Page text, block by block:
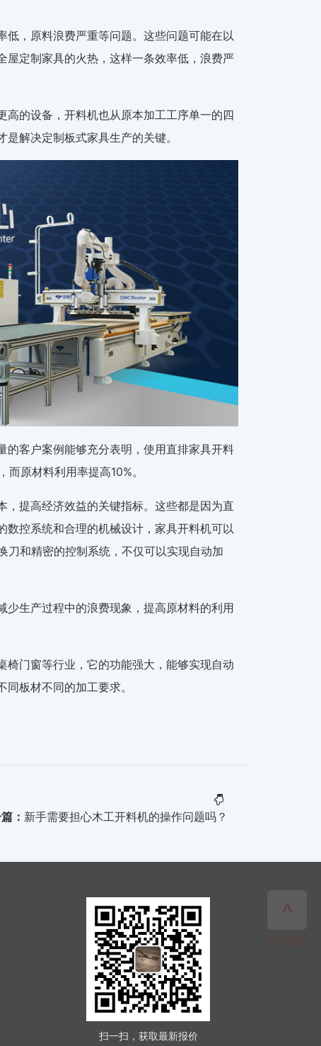
，原料浪费严重等问题。这些问题可能在以
屋定制家具的火热，这样一条效率低，浪费严
的设备，开料机也从原本加工工序单一的四
解决定制板式家具生产的关键。
的客户案例能够充分表明，使用直排家具开料
原材料利用率提高10%。
提高经济效益的关键指标。这些都是因为直
控系统和合理的机械设计，家具开料机可以
刀和精密的控制系统，不仅可以实现自动加
生产过程中的浪费现象，提高原材料的利用
门窗等行业，它的功能强大，能够实现自动
板材不同的加工要求。
： 新手需要担心木工开料机的操作问题吗？
扫一扫，获取最新报价